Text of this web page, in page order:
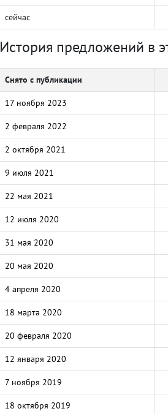
сейчас
История предложений в
Снято с публикации
17 ноября 2023
2 февраля 2022
2 октября 2021
9 июля 2021
22 мая 2021
12 июля 2020
31 мая 2020
20 мая 2020
4 апреля 2020
18 марта 2020
20 февраля 2020
12 января 2020
7 ноября 2019
18 октября 2019